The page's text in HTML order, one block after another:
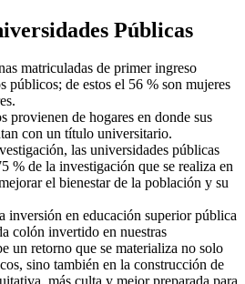
Públicas
matriculadas de primer ingreso
públicos; de estos el 56 % son mujeres
provienen de hogares en donde sus
con un título universitario.
las universidades públicas
% de la investigación que se realiza en
el bienestar de la población y su
inversión en educación superior pública
colón invertido en nuestras
un retorno que se materializa no solo
sino también en la construcción de